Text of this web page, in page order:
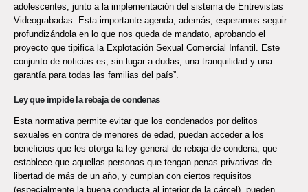
adolescentes, junto a la implementación del sistema de Entrevistas
Videograbadas. Esta importante agenda, además, esperamos seguir
profundizándola en lo que nos queda de mandato, aprobando el
proyecto que tipifica la Explotación Sexual Comercial Infantil. Este
conjunto de noticias es, sin lugar a dudas, una tranquilidad y una
garantía para todas las familias del país”.
Ley que impide la rebaja de condenas
Esta normativa permite evitar que los condenados por delitos
sexuales en contra de menores de edad, puedan acceder a los
beneficios que les otorga la ley general de rebaja de condena, que
establece que aquellas personas que tengan penas privativas de
libertad de más de un año, y cumplan con ciertos requisitos
(especialmente la buena conducta al interior de la cárcel), pueden